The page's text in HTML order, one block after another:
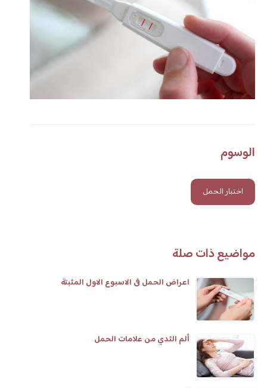
الوسوم
اختبار الحمل
مواضيع ذات صلة
اعراض الحمل فى الاسبوع الاول المثبتة
ألم الثدي من علامات الحمل